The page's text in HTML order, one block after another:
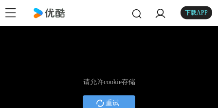
下载APP
请允许cookie存储
重试